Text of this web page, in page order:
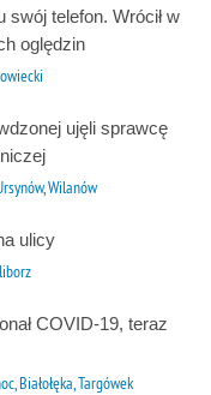
swój telefon. Wrócił w
oględzin
ujęli sprawcę
Wilanów
ulicy
COVID-19, teraz
Białołęka, Targówek